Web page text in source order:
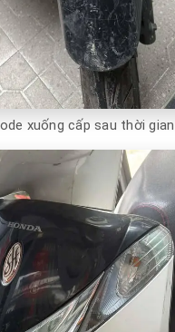
xuống cấp sau thời gian